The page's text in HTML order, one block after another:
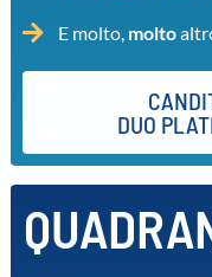
E molto, molto
DUO